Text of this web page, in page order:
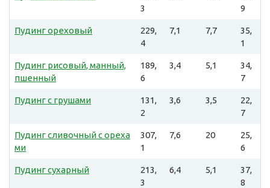
3
9
Пудинг ореховый
229,
4
7,1 7,7
35,
1
Пудинг рисовый, манный,
пшенный
189,
6
3,4 5,1
34,
7
Пудинг с грушами
131,
2
3,6 3,5
22,
7
Пудинг сливочный с ореха
ми
307,
1
7,6 20
25,
6
Пудинг сухарный
213,
3
6,4 5,1
37,
8